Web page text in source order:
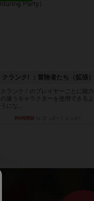
クランク! ：冒険者たち（拡張）
クランク！のプレイヤーごとに能力
の違うキャラクターを使用できるよ
うにな...
約6時間前